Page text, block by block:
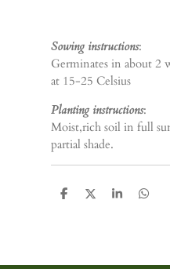
Sowing instructions:
Germinates in about 2
at 15-25 Celsius
Planting instructions:
Moist,rich soil in full
partial shade.
D
D
S
D